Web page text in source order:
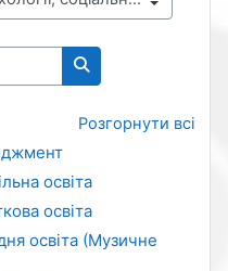
Пошук курсів
Розгорнути всі
освіта
освіта
освіта (Музичне